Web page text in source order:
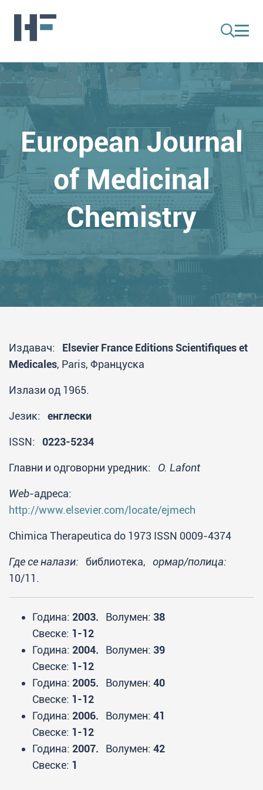
European Journal
of Medicinal
Chemistry
Издавач: Elsevier France Editions Scientifiques et
Medicales, Paris, Француска
Излази од 1965.
Језик: енглески
ISSN: 0223-5234
Главни и одговорни уредник: O. Lafont
Web-адреса:
http://www.elsevier.com/locate/ejmech
Chimica Therapeutica do 1973 ISSN 0009-4374
Где се налази: библиотека, ормар/полица:
10/11.
Година: 2003. Волумен: 38
Свеске: 1-12
Година: 2004. Волумен: 39
Свеске: 1-12
Година: 2005. Волумен: 40
Свеске: 1-12
Година: 2006. Волумен: 41
Свеске: 1-12
Година: 2007. Волумен: 42
Свеске: 1